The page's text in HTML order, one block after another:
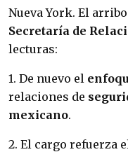
Nueva York. El
Secretaría de
lecturas:
1. De nuevo el
relaciones de
mexicano.
2. El cargo refuerza